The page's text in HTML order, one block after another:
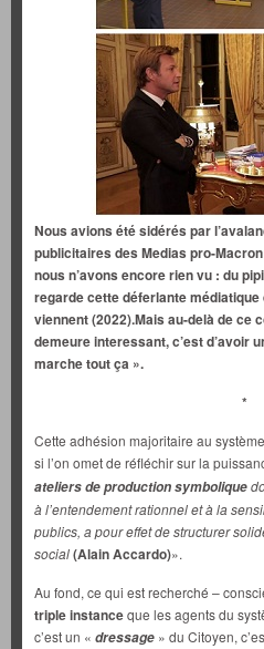
Nous avions été sidérés par
publicitaires des Medias pro-
nous n’avons encore rien vu : du
regarde cette déferlante
viennent (2022).Mais au-delà de ce
demeure interessant, c’est d’avoir
marche tout ça ».
*
Cette adhésion majoritaire au
si l’on omet de réfléchir sur la
ateliers de production symbolique
à l’entendement rationnel et à la
publics, a pour effet de structurer
social(Alain Accardo)».
Au fond, ce qui est recherché –
triple instanceque les agents du
c’est un « dressage » du Citoyen,